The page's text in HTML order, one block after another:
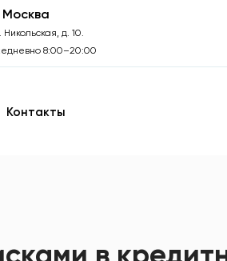
Москва
Никольская, д. 10.
8:00–20:00
Контакты